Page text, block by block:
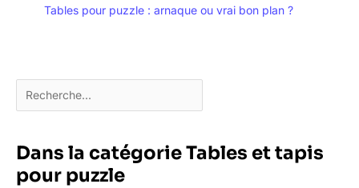
Tables pour puzzle : arnaque ou vrai bon plan ?
Dans la catégorie Tables et tapis
pour puzzle